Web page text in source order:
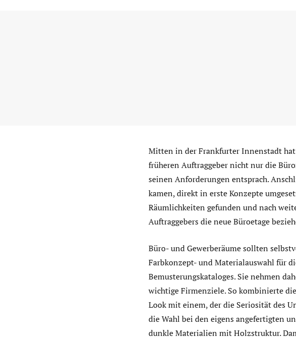
Mitten in der Frankfurter Innenstadt
früheren Auftraggeber nicht nur die
seinen Anforderungen entsprach.
kamen, direkt in erste Konzepte
Räumlichkeiten gefunden und nach
Auftraggebers die neue Büroetage
Büro- und Gewerberäume sollten
Farbkonzept- und Materialauswahl für
Bemusterungskataloges. Sie nehmen
wichtige Firmenziele. So kombinierte
Look mit einem, der die Seriosität des
die Wahl bei den eigens angefertigten
dunkle Materialien mit Holzstruktur.